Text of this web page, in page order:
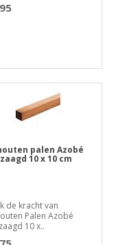
palen Azobé
10 x 10 cm
de kracht van
Palen Azobé
10 x..